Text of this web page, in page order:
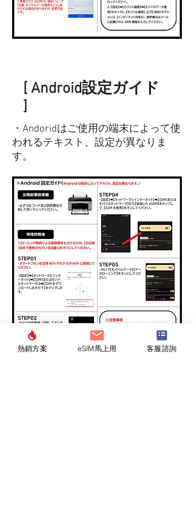
[ Android設定ガイド
]
・Andoridはご使用の端末によって使
われるテキスト、設定が異なりま
す。
熱銷方案 eSIM馬上用 客服諮詢